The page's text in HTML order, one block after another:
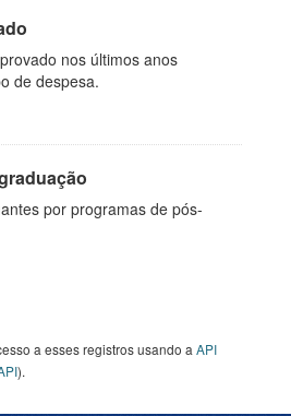
nos últimos anos
de despesa.
por programas de pós-
a esses registros usando a API
).